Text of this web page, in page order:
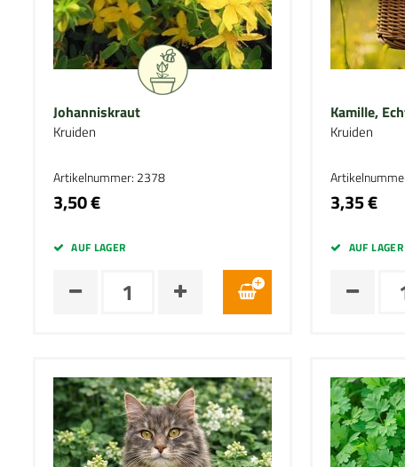
Johanniskraut
Kruiden
Artikelnummer: 2378
3,50 €
AUF LAGER
Kamille,
Kruiden
3,35 €
AUF LAGER